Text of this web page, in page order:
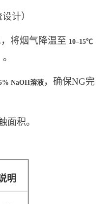
计）
将烟气降温至 10–15℃
NaOH溶液 ，确保NG完
面积。
明